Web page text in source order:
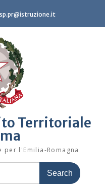
Territoriale
l'Emilia-Romagna